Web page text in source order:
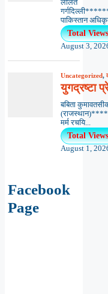
ललित
पाकिस्तान
Total
August 3,
Uncategorized,
युगद्रष्टा
बबिता
मर्म रचयि...
Total
August 1,
Facebook
Page